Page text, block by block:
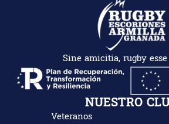
Sine amicitia, rugby
NUESTRO
Veteranos